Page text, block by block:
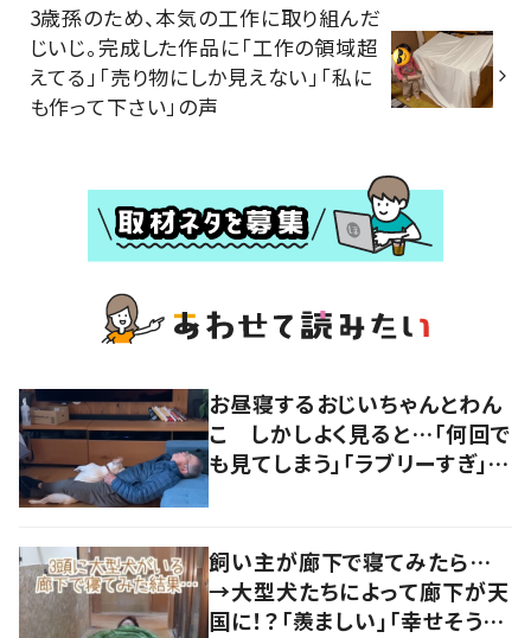
3歳孫のため、本気の工作に取り組んだ
じいじ。完成した作品に「工作の領域超
えてる」「売り物にしか見えない」「私に
も作って下さい」の声
お昼寝するおじいちゃんとわん
こ しかしよく見ると…「何回で
も見てしまう」「ラブリーすぎ」の
飼い主が廊下で寝てみたら…
→大型犬たちによって廊下が天
国に！？「羨ましい」「幸せそう」